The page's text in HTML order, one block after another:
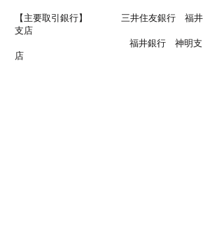
【主要取引銀行】 三井住友銀行 福井
支店
福井銀行 神明支
店